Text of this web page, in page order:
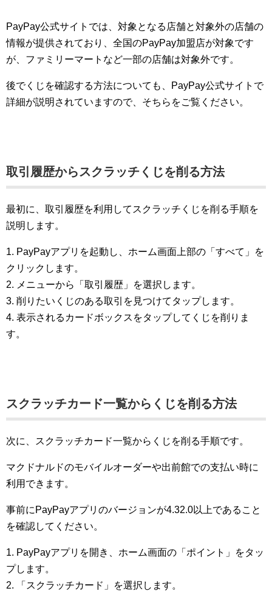
PayPay公式サイトでは、対象となる店舗と対象外の店舗の
情報が提供されており、全国のPayPay加盟店が対象です
が、ファミリーマートなど一部の店舗は対象外です。
後でくじを確認する方法についても、PayPay公式サイトで
詳細が説明されていますので、そちらをご覧ください。
取引履歴からスクラッチくじを削る方法
最初に、取引履歴を利用してスクラッチくじを削る手順を
説明します。
1. PayPayアプリを起動し、ホーム画面上部の「すべて」を
クリックします。
2. メニューから「取引履歴」を選択します。
3. 削りたいくじのある取引を見つけてタップします。
4. 表示されるカードボックスをタップしてくじを削りま
す。
スクラッチカード一覧からくじを削る方法
次に、スクラッチカード一覧からくじを削る手順です。
マクドナルドのモバイルオーダーや出前館での支払い時に
利用できます。
事前にPayPayアプリのバージョンが4.32.0以上であること
を確認してください。
1. PayPayアプリを開き、ホーム画面の「ポイント」をタッ
プします。
2. 「スクラッチカード」を選択します。